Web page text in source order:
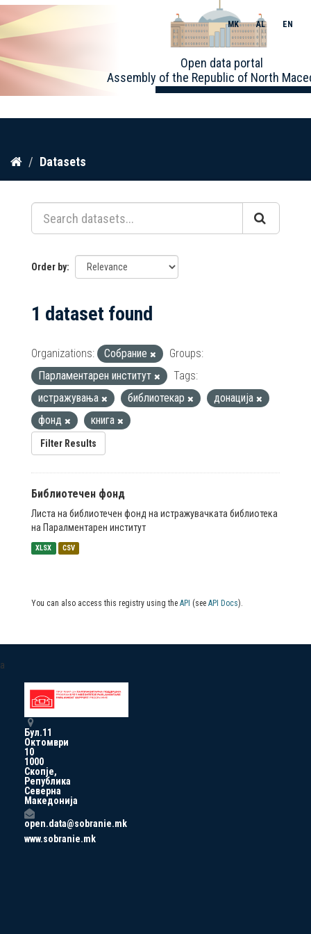
Skip
content
Open data portal
Assembly of the Republic of North
MK AL EN
Datasets
Order by
1 dataset found
Organizations: Собрание
Groups:
Парламентарен институт
Tags:
истражувања
библиотекар
донација
фонд
книга
Filter Results
Библиотечен фонд
Листа на библиотечен фонд на истражувачката библиотека
на Паралментарен институт
XLSX CSV
You can also access this registry using the API (see API Docs).
a
Бул.11
Октомври
10
1000
Скопје,
Република
Северна
Македонија
open.data@sobranie.mk
www.sobranie.mk